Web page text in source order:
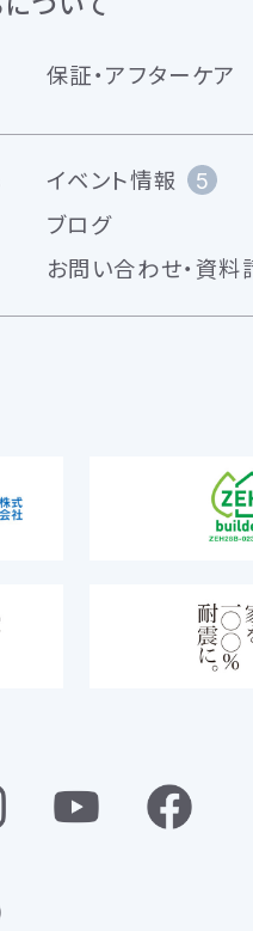
保証・アフターケア
イベント情報
5
ブログ
お問い合わせ・資料